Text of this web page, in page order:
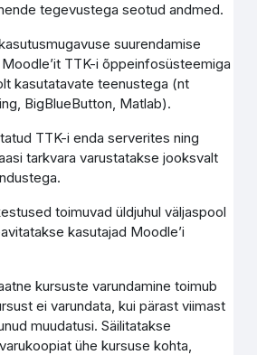
tegevustega seotud andmed.
suurendamise
TTK-i õppeinfosüsteemiga
kasutatavate teenustega (nt
BigBlueButton, Matlab).
TTK-i enda serverites ning
tarkvara varustatakse jooksvalt
toimuvad üldjuhul väljaspool
kasutajad Moodle’i
kursuste varundamine toimub
ei varundata, kui pärast viimast
muudatusi. Säilitatakse
ühe kursuse kohta,